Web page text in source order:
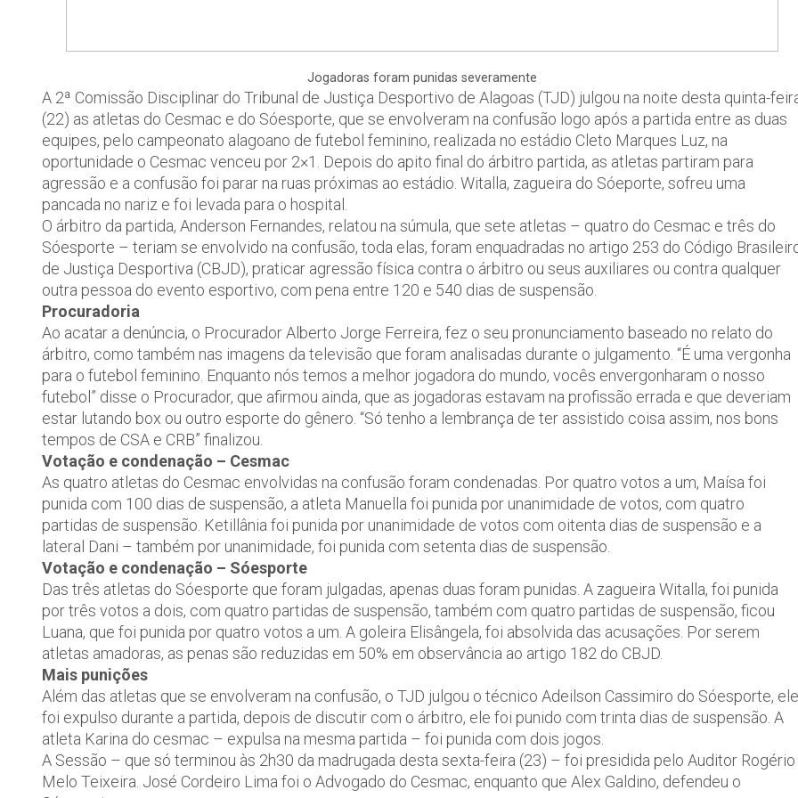
Jogadoras foram punidas severamente
A 2ª Comissão Disciplinar do Tribunal de Justiça Desportivo de Alagoas (TJD) julgou na noite desta quinta-
(22) as atletas do Cesmac e do Sóesporte, que se envolveram na confusão logo após a partida entre as duas
equipes, pelo campeonato alagoano de futebol feminino, realizada no estádio Cleto Marques Luz, na
oportunidade o Cesmac venceu por 2×1. Depois do apito final do árbitro partida, as atletas partiram para
agressão e a confusão foi parar na ruas próximas ao estádio. Witalla, zagueira do Sóeporte, sofreu uma
pancada no nariz e foi levada para o hospital.
O árbitro da partida, Anderson Fernandes, relatou na súmula, que sete atletas – quatro do Cesmac e três do
Sóesporte – teriam se envolvido na confusão, toda elas, foram enquadradas no artigo 253 do Código
de Justiça Desportiva (CBJD), praticar agressão física contra o árbitro ou seus auxiliares ou contra qualquer
outra pessoa do evento esportivo, com pena entre 120 e 540 dias de suspensão.
Procuradoria
Ao acatar a denúncia, o Procurador Alberto Jorge Ferreira, fez o seu pronunciamento baseado no relato do
árbitro, como também nas imagens da televisão que foram analisadas durante o julgamento. “É uma vergonha
para o futebol feminino. Enquanto nós temos a melhor jogadora do mundo, vocês envergonharam o nosso
futebol” disse o Procurador, que afirmou ainda, que as jogadoras estavam na profissão errada e que deveriam
estar lutando box ou outro esporte do gênero. “Só tenho a lembrança de ter assistido coisa assim, nos bons
tempos de CSA e CRB” finalizou.
Votação e condenação – Cesmac
As quatro atletas do Cesmac envolvidas na confusão foram condenadas. Por quatro votos a um, Maísa foi
punida com 100 dias de suspensão, a atleta Manuella foi punida por unanimidade de votos, com quatro
partidas de suspensão. Ketillânia foi punida por unanimidade de votos com oitenta dias de suspensão e a
lateral Dani – também por unanimidade, foi punida com setenta dias de suspensão.
Votação e condenação – Sóesporte
Das três atletas do Sóesporte que foram julgadas, apenas duas foram punidas. A zagueira Witalla, foi punida
por três votos a dois, com quatro partidas de suspensão, também com quatro partidas de suspensão, ficou
Luana, que foi punida por quatro votos a um. A goleira Elisângela, foi absolvida das acusações. Por serem
atletas amadoras, as penas são reduzidas em 50% em observância ao artigo 182 do CBJD.
Mais punições
Além das atletas que se envolveram na confusão, o TJD julgou o técnico Adeilson Cassimiro do Sóesporte, ele
foi expulso durante a partida, depois de discutir com o árbitro, ele foi punido com trinta dias de suspensão. A
atleta Karina do cesmac – expulsa na mesma partida – foi punida com dois jogos.
A Sessão – que só terminou às 2h30 da madrugada desta sexta-feira (23) – foi presidida pelo Auditor Rogério
Melo Teixeira. José Cordeiro Lima foi o Advogado do Cesmac, enquanto que Alex Galdino, defendeu o